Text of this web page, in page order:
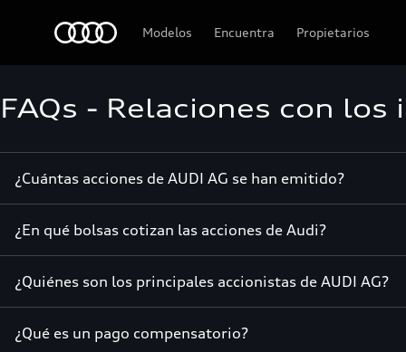
Modelos Encuentra Propietarios
FAQs - Relaciones con los
¿Cuántas acciones de AUDI AG se han emitido?
¿En qué bolsas cotizan las acciones de Audi?
¿Quiénes son los principales accionistas de AUDI AG?
¿Qué es un pago compensatorio?